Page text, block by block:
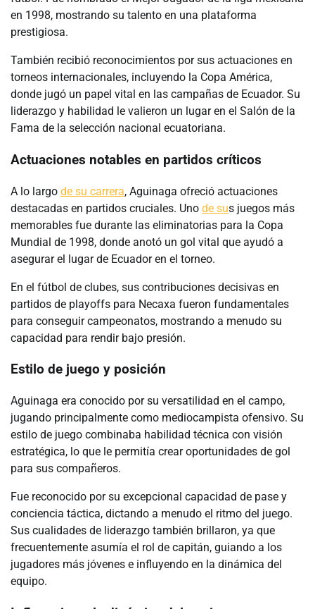
en 1998, mostrando su talento en una plataforma
prestigiosa.
También recibió reconocimientos por sus actuaciones en
torneos internacionales, incluyendo la Copa América,
donde jugó un papel vital en las campañas de Ecuador. Su
liderazgo y habilidad le valieron un lugar en el Salón de la
Fama de la selección nacional ecuatoriana.
Actuaciones notables en partidos críticos
A lo largo de su carrera, Aguinaga ofreció actuaciones
destacadas en partidos cruciales. Uno de sus juegos más
memorables fue durante las eliminatorias para la Copa
Mundial de 1998, donde anotó un gol vital que ayudó a
asegurar el lugar de Ecuador en el torneo.
En el fútbol de clubes, sus contribuciones decisivas en
partidos de playoffs para Necaxa fueron fundamentales
para conseguir campeonatos, mostrando a menudo su
capacidad para rendir bajo presión.
Estilo de juego y posición
Aguinaga era conocido por su versatilidad en el campo,
jugando principalmente como mediocampista ofensivo. Su
estilo de juego combinaba habilidad técnica con visión
estratégica, lo que le permitía crear oportunidades de gol
para sus compañeros.
Fue reconocido por su excepcional capacidad de pase y
conciencia táctica, dictando a menudo el ritmo del juego.
Sus cualidades de liderazgo también brillaron, ya que
frecuentemente asumía el rol de capitán, guiando a los
jugadores más jóvenes e influyendo en la dinámica del
equipo.